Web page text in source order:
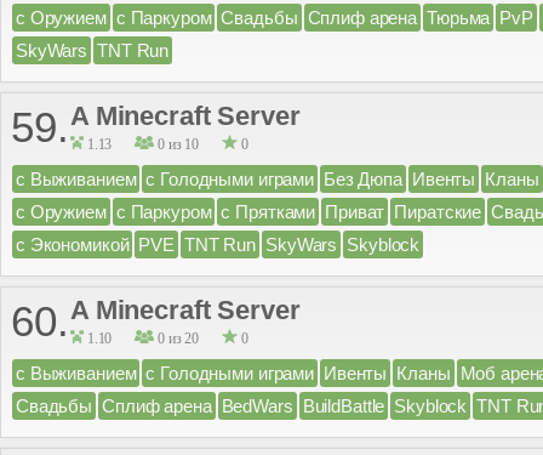
с Оружием с Паркуром Свадьбы Сплиф арена Тюрьма PvP
SkyWars TNT Run
59.A Minecraft Server
1.13 0 из 10 0
с Выживанием с Голодными играми Без Дюпа Ивенты Кланы
с Оружием с Паркуром с Прятками Приват Пиратские
с Экономикой PVE TNT Run SkyWars Skyblock
60.A Minecraft Server
1.10 0 из 20 0
с Выживанием с Голодными играми Ивенты Кланы Моб
Свадьбы Сплиф арена BedWars BuildBattle Skyblock TNT